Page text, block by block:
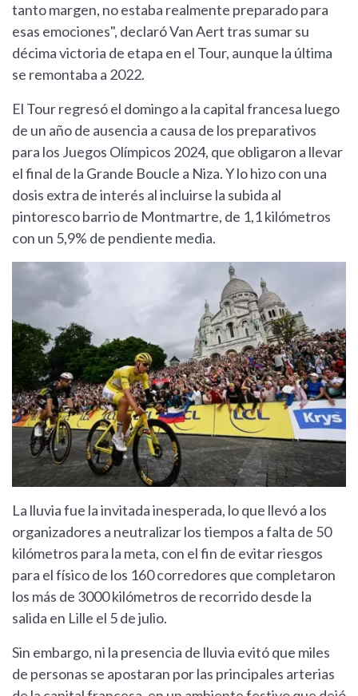
tanto margen, no estaba realmente preparado para
esas emociones", declaró Van Aert tras sumar su
décima victoria de etapa en el Tour, aunque la última
se remontaba a 2022.
El Tour regresó el domingo a la capital francesa luego
de un año de ausencia a causa de los preparativos
para los Juegos Olímpicos 2024, que obligaron a llevar
el final de la Grande Boucle a Niza. Y lo hizo con una
dosis extra de interés al incluirse la subida al
pintoresco barrio de Montmartre, de 1,1 kilómetros
con un 5,9% de pendiente media.
La lluvia fue la invitada inesperada, lo que llevó a los
organizadores a neutralizar los tiempos a falta de 50
kilómetros para la meta, con el fin de evitar riesgos
para el físico de los 160 corredores que completaron
los más de 3000 kilómetros de recorrido desde la
salida en Lille el 5 de julio.
Sin embargo, ni la presencia de lluvia evitó que miles
de personas se apostaran por las principales arterias